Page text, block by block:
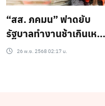
“สส. ภคมน” ฟาดยับ
รัฐบาลทำงานช้าเกินเหตุ
งัดฐานข้อมูลแพลตฟอร์ม
26 พ.ย. 2568 02:17 น.